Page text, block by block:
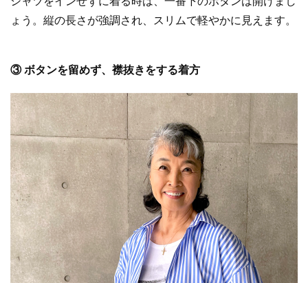
ょう。縦の長さが強調され、スリムで軽やかに見えます。
③ ボタンを留めず、襟抜きをする着方